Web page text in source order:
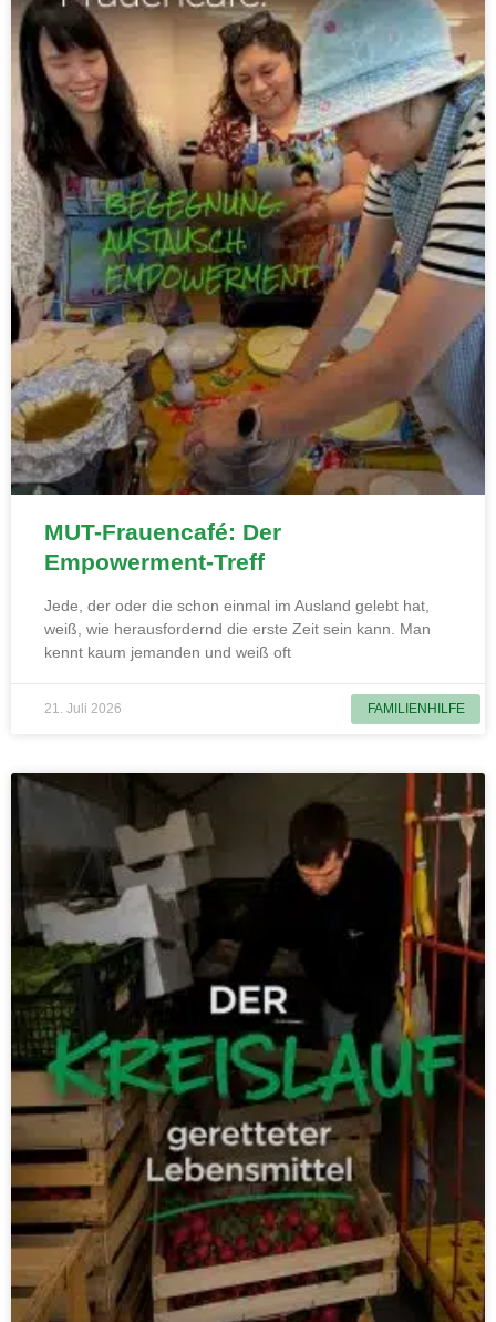
FAMILIENHILFE
MUT-Frauencafé: Der
Empowerment-Treff
Jede, der oder die schon einmal im Ausland gelebt hat,
weiß, wie herausfordernd die erste Zeit sein kann. Man
kennt kaum jemanden und weiß oft
21. Juli 2026